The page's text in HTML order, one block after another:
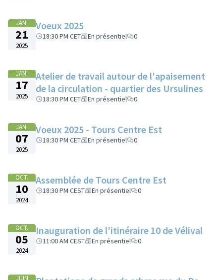
JAN.
21
2025
Voeux 2025
18:30 PM CET En présentiel 0
JAN.
17
2025
Atelier de travail autour de l'apaisement
de la circulation - quartier des Ursulines
18:30 PM CET En présentiel 0
JAN.
07
2025
Voeux 2025 - Tours Centre Est
18:30 PM CET En présentiel 0
OCT.
10
2024
Assemblée de Tours Centre Est
18:30 PM CEST En présentiel 0
OCT.
05
2024
Inauguration de l'itinéraire 10 de Vélival
11:00 AM CEST En présentiel 0
JUIN